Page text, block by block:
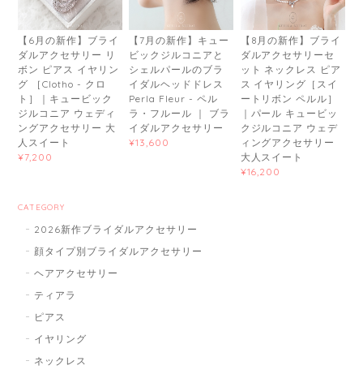
【6月の新作】ブライ
ダルアクセサリー リ
ボン ピアス イヤリン
グ ［Clotho - クロ
ト］｜キュービック
ジルコニア ウェディ
ングアクセサリー 大
人スイート
¥7,200
【7月の新作】キュー
ビックジルコニアと
シェルパールのブラ
イダルヘッドドレス
Perla Fleur - ペル
ラ・フルール ｜ ブラ
イダルアクセサリー
¥13,600
【8月の新作】ブライ
ダルアクセサリーセ
ット ネックレス ピア
ス イヤリング［スイ
ートリボン ペルル］
｜パール キュービッ
クジルコニア ウェデ
ィングアクセサリー
大人スイート
¥16,200
CATEGORY
2026新作ブライダルアクセサリー
顔タイプ別ブライダルアクセサリー
ヘアアクセサリー
ティアラ
ピアス
イヤリング
ネックレス